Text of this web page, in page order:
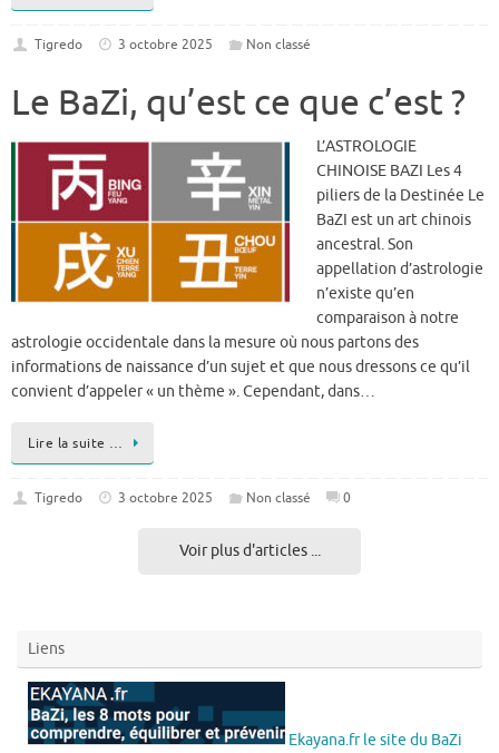
Tigredo 3 octobre 2025 Non classé
Le BaZi, qu’est ce que c’est ?
L’ASTROLOGIE
CHINOISE BAZI Les 4
piliers de la Destinée Le
BaZI est un art chinois
ancestral. Son
appellation d’astrologie
n’existe qu’en
comparaison à notre
astrologie occidentale dans la mesure où nous partons des
informations de naissance d’un sujet et que nous dressons ce qu’il
convient d’appeler « un thème ». Cependant, dans…
Lire la suite …
Tigredo 3 octobre 2025 Non classé 0
Voir plus d'articles ...
Liens
Ekayana.fr le site du BaZi